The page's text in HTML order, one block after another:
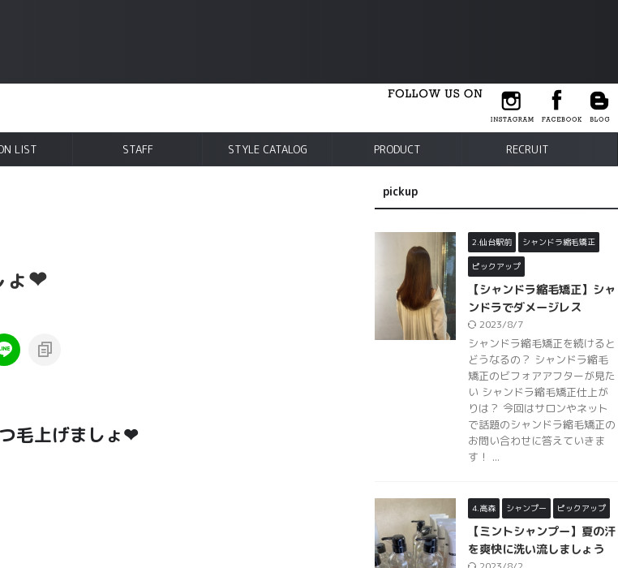
LIST STAFF STYLE CATALOG PRODUCT RECRUIT
ょ❤︎
毛上げましょ❤︎
pickup
2.仙台駅前 シャンドラ縮毛矯正
ピックアップ
【シャンドラ縮毛矯正】シャ
ンドラでダメージレス
2023/8/7
シャンドラ縮毛矯正を続けると
どうなるの？ シャンドラ縮毛
矯正のビフォアアフターが見た
い シャンドラ縮毛矯正仕上が
りは？ 今回はサロンやネット
で話題のシャンドラ縮毛矯正の
お問い合わせに答えていきま
す！ ...
4.高森 シャンプー ピックアップ
【ミントシャンプー】夏の汗
を爽快に洗い流しましょう